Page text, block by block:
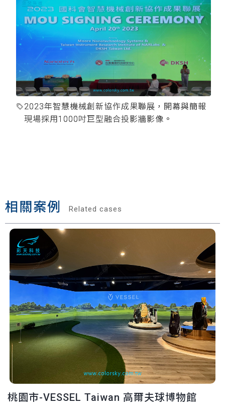
2023年智慧機械創新協作成果聯展，開幕與簡報
現場採用1000吋巨型融合投影牆影像。
相關案例 Related cases
桃園市-VESSEL Taiwan 高爾夫球博物館